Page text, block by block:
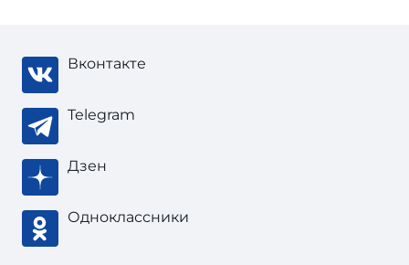
Вконтакте
Telegram
Дзен
Одноклассники